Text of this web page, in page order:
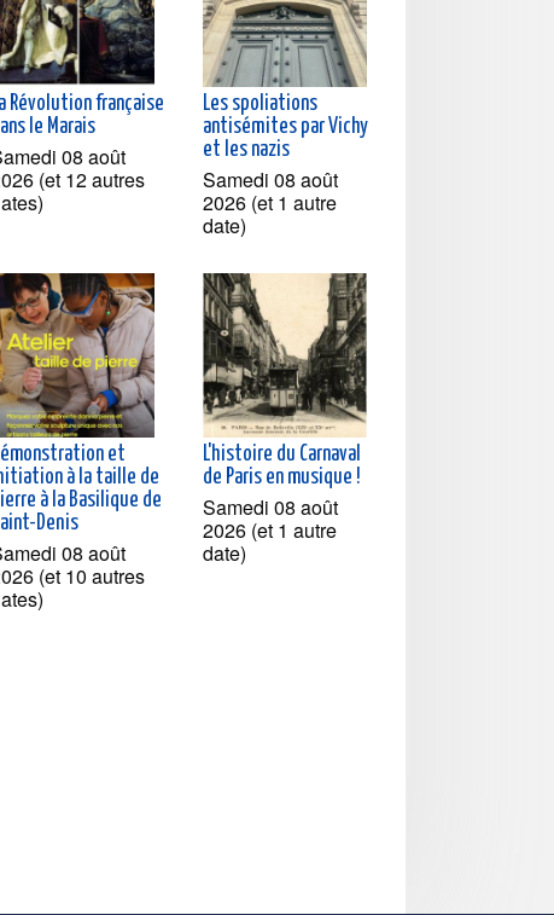
Révolution française
le Marais
08 août
(et 12 autres
Les spoliations
antisémites par Vichy
et les nazis
Samedi 08 août
2026 (et 1 autre
date)
et
à la taille de
à la Basilique de
Denis
08 août
(et 10 autres
L'histoire du Carnaval
de Paris en musique !
Samedi 08 août
2026 (et 1 autre
date)